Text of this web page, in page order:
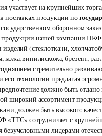
участвует на крупнейших
поставках продукции по
оборонном
продукции нашей компании ПКФ
изделий (стеклоткани,
кожа, винилискожа, брезент,
стремительно
его технологии предлагая
должно быть
широкий ассортимент
должен быть высокого
«ТТС» сотрудничает с
лидерами